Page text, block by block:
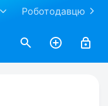
Роботодавцю